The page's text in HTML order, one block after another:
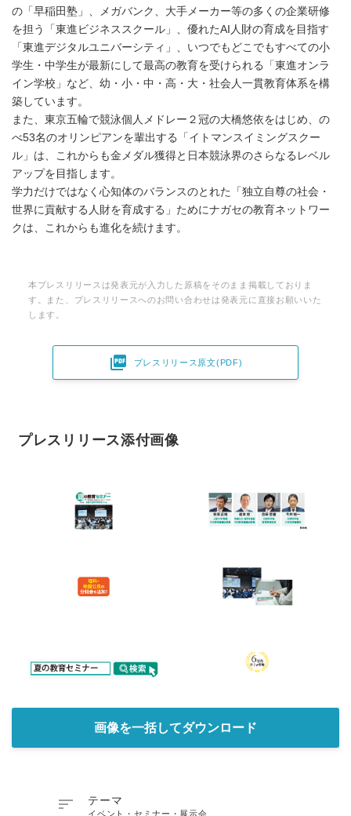
の「早稲田塾」、メガバンク、大手メーカー等の多くの企業研修
を担う「東進ビジネススクール」、優れたAI人財の育成を目指す
「東進デジタルユニバーシティ」、いつでもどこでもすべての小
学生・中学生が最新にして最高の教育を受けられる「東進オンラ
イン学校」など、幼・小・中・高・大・社会人一貫教育体系を構
築しています。
また、東京五輪で競泳個人メドレー２冠の大橋悠依をはじめ、の
べ53名のオリンピアンを輩出する「イトマンスイミングスクー
ル」は、これからも金メダル獲得と日本競泳界のさらなるレベル
アップを目指します。
学力だけではなく心知体のバランスのとれた「独立自尊の社会・
世界に貢献する人財を育成する」ためにナガセの教育ネットワー
クは、これからも進化を続けます。
本プレスリリースは発表元が入力した原稿をそのまま掲載しておりま
す。また、プレスリリースへのお問い合わせは発表元に直接お願いいた
します。
 プレスリリース原文(PDF)
プレスリリース添付画像
画像を一括してダウンロード
 テーマ
イベント・セミナー・展示会
Japanese